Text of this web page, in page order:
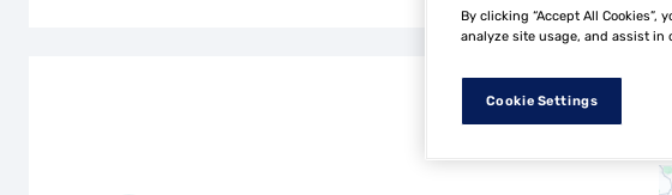
5 Top
By clicking “Accept All
analyze site usage, and assist in
Cookie Settings